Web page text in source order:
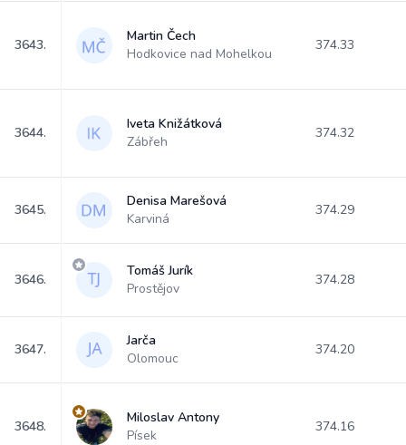
3643.
Martin Čech
Hodkovice nad Mohelkou
374.33
3644.
Iveta Knižátková
Zábřeh
374.32
3645.
Denisa Marešová
Karviná
374.29
3646.
Tomáš Jurík
Prostějov
374.28
3647.
Jarča
Olomouc
374.20
3648.
Miloslav Antony
Písek
374.16